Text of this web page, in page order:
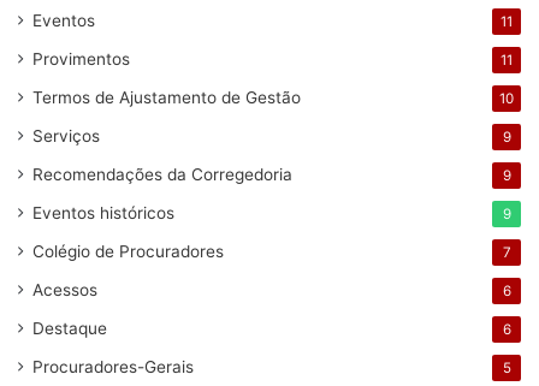
Eventos 11
Provimentos 11
Termos de Ajustamento de Gestão 10
Serviços 9
Recomendações da Corregedoria 9
Eventos históricos 9
Colégio de Procuradores 7
Acessos 6
Destaque 6
Procuradores-Gerais 5